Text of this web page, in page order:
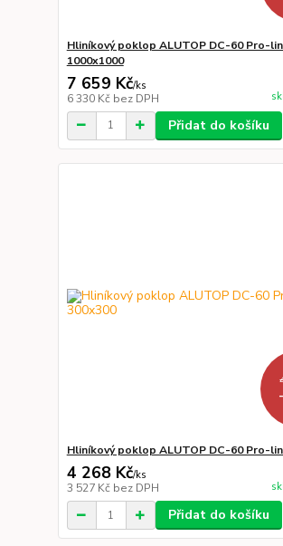
Hliníkový poklop ALUTOP DC-60 Pro-
1000x1000
7 659 Kč/ks
6 330 Kč bez DPH
Přidat do košíku
Hliníkový poklop ALUTOP DC-60 Pro-
4 268 Kč/ks
3 527 Kč bez DPH
Přidat do košíku